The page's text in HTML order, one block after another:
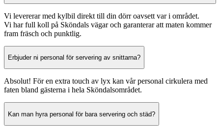
Vi levererar med kylbil direkt till din dörr oavsett var i området.
Vi har full koll på Sköndals vägar och garanterar att maten kommer
fram fräsch och punktlig.
Erbjuder ni personal för servering av snittarna?
Absolut! För en extra touch av lyx kan vår personal cirkulera med
faten bland gästerna i hela Sköndalsområdet.
Kan man hyra personal för bara servering och städ?